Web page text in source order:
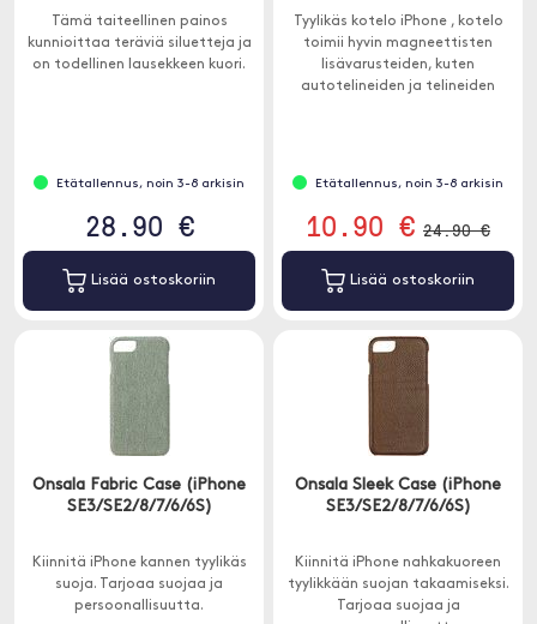
Tämä taiteellinen painos
kunnioittaa teräviä siluetteja ja
on todellinen lausekkeen kuori.
Etätallennus, noin 3-8 arkisin
28.90 €
Lisää ostoskoriin
Tyylikäs kotelo iPhone , kotelo
toimii hyvin magneettisten
lisävarusteiden, kuten
autotelineiden ja telineiden
Etätallennus, noin 3-8 arkisin
10.90 € 24.90 €
Lisää ostoskoriin
Onsala Fabric Case (iPhone
SE3/SE2/8/7/6/6S)
Kiinnitä iPhone kannen tyylikäs
suoja. Tarjoaa suojaa ja
persoonallisuutta.
Onsala Sleek Case (iPhone
SE3/SE2/8/7/6/6S)
Kiinnitä iPhone nahkakuoreen
tyylikkään suojan takaamiseksi.
Tarjoaa suojaa ja